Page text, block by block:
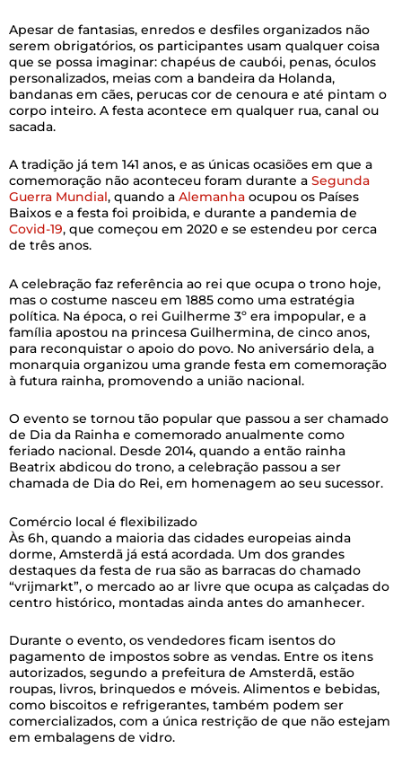
Apesar de fantasias, enredos e desfiles organizados não
serem obrigatórios, os participantes usam qualquer coisa
que se possa imaginar: chapéus de caubói, penas, óculos
personalizados, meias com a bandeira da Holanda,
bandanas em cães, perucas cor de cenoura e até pintam o
corpo inteiro. A festa acontece em qualquer rua, canal ou
sacada.
A tradição já tem 141 anos, e as únicas ocasiões em que a
comemoração não aconteceu foram durante a Segunda
Guerra Mundial, quando a Alemanha ocupou os Países
Baixos e a festa foi proibida, e durante a pandemia de
Covid-19, que começou em 2020 e se estendeu por cerca
de três anos.
A celebração faz referência ao rei que ocupa o trono hoje,
mas o costume nasceu em 1885 como uma estratégia
política. Na época, o rei Guilherme 3º era impopular, e a
família apostou na princesa Guilhermina, de cinco anos,
para reconquistar o apoio do povo. No aniversário dela, a
monarquia organizou uma grande festa em comemoração
à futura rainha, promovendo a união nacional.
O evento se tornou tão popular que passou a ser chamado
de Dia da Rainha e comemorado anualmente como
feriado nacional. Desde 2014, quando a então rainha
Beatrix abdicou do trono, a celebração passou a ser
chamada de Dia do Rei, em homenagem ao seu sucessor.
Comércio local é flexibilizado
Às 6h, quando a maioria das cidades europeias ainda
dorme, Amsterdã já está acordada. Um dos grandes
destaques da festa de rua são as barracas do chamado
“vrijmarkt”, o mercado ao ar livre que ocupa as calçadas do
centro histórico, montadas ainda antes do amanhecer.
Durante o evento, os vendedores ficam isentos do
pagamento de impostos sobre as vendas. Entre os itens
autorizados, segundo a prefeitura de Amsterdã, estão
roupas, livros, brinquedos e móveis. Alimentos e bebidas,
como biscoitos e refrigerantes, também podem ser
comercializados, com a única restrição de que não estejam
em embalagens de vidro.